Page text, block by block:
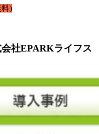
料)
社EPARKライフス